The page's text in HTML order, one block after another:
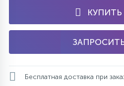
КУПИТЬ
ЗАПРОСИТЬ
Бесплатная доставка при